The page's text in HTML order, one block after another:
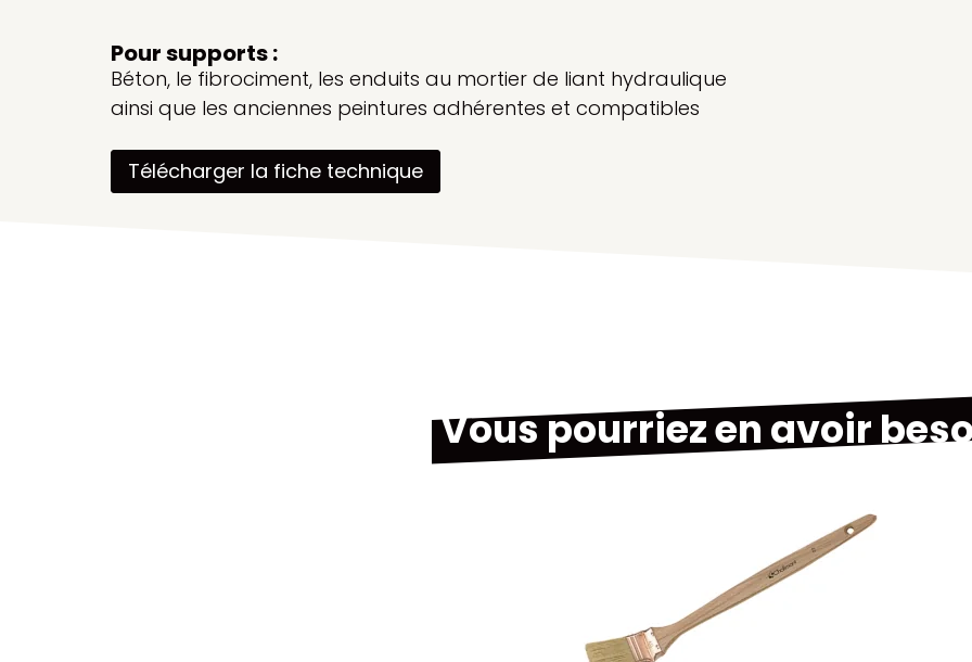
Pour supports :
Béton, le fibrociment, les enduits au mortier de liant hydraulique
ainsi que les anciennes peintures adhérentes et compatibles
Télécharger la fiche technique
Vous pourriez en avoir